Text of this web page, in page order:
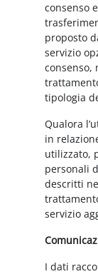
consenso
proposto
servizio
consenso,
tipologia
Qualora
in
utilizzato,
personali
descritti
servizio
I dati